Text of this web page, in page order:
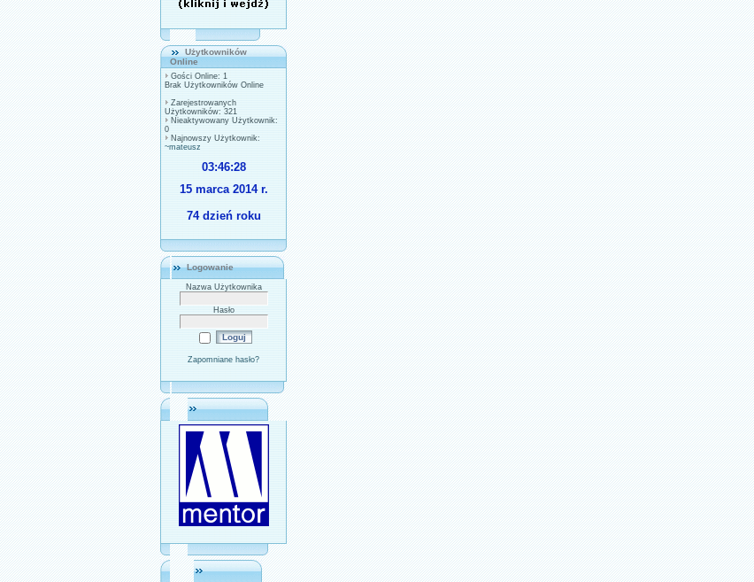
Użytkowników
Online
Gości Online: 1
Brak Użytkowników Online
Zarejestrowanych
Użytkowników: 321
Nieaktywowany Użytkownik:
0
Najnowszy Użytkownik:
~mateusz
03:46:28
15 marca 2014 r.
74 dzień roku
Logowanie
Nazwa Użytkownika
Hasło
Zapomniane hasło?